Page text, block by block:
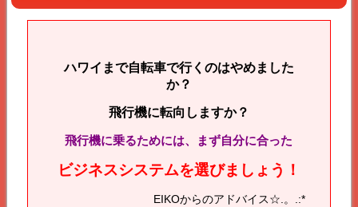
ハワイまで自転車で行くのはやめました
か？
飛行機に転向しますか？
飛行機に乗るためには、まず自分に合った
ビジネスシステムを選びましょう！
EIKOからのアドバイス☆.。.:*